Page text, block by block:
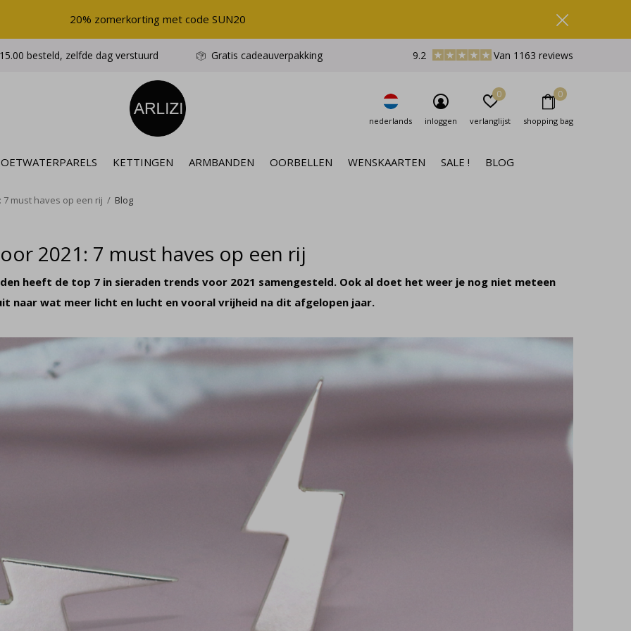
KETTINGEN ARMBANDEN OORBELLEN WENSKAARTEN SALE ! BLOG
nederlands inloggen verlanglijst
0
shopping bag
0
besteld, zelfde dag verstuurd Gratis cadeauverpakking 9.2 Van 1163 reviews
20% zomerkorting met code SUN20
must haves op een rij Blog
2021: 7 must haves op een rij
heeft de top 7 in sieraden trends voor 2021 samengesteld. Ook al doet het weer je nog niet meteen
naar wat meer licht en lucht en vooral vrijheid na dit afgelopen jaar.